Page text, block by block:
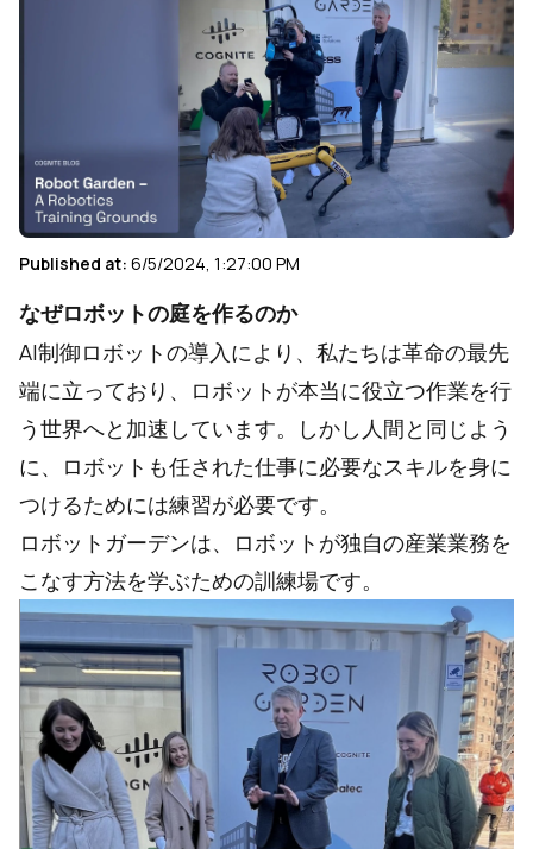
Published at: 6/5/2024, 1:27:00 PM
なぜロボットの庭を作るのか
AI制御ロボットの導入により、私たちは革命の最先
端に立っており、ロボットが本当に役立つ作業を行
う世界へと加速しています。しかし人間と同じよう
に、ロボットも任された仕事に必要なスキルを身に
つけるためには練習が必要です。
ロボットガーデンは、ロボットが独自の産業業務を
こなす方法を学ぶための訓練場です。